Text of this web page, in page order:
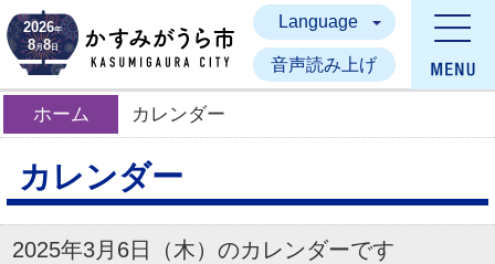
かすみがうら市
2026年
8月8日
Language
音声読み上げ
ホーム カレンダー
カレンダー
2025年3月6日（木）のカレンダーです